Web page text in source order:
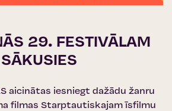
29. FESTIVĀLAM
aicinātas iesniegt dažādu žanru
filmas Starptautiskajam īsfilmu